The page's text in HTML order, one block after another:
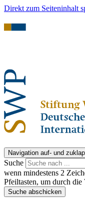
Direkt zum Seiteninhalt
Navigation auf- und
Suche
wenn mindestens 2
Pfeiltasten, um durch die
Suche abschicken